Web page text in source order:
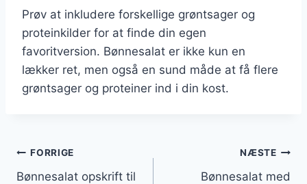
Prøv at inkludere forskellige grøntsager og
proteinkilder for at finde din egen
favoritversion. Bønnesalat er ikke kun en
lækker ret, men også en sund måde at få flere
grøntsager og proteiner ind i din kost.
Indlægsnavigation
FORRIGE
Bønnesalat opskrift til
NÆSTE
Bønnesalat med